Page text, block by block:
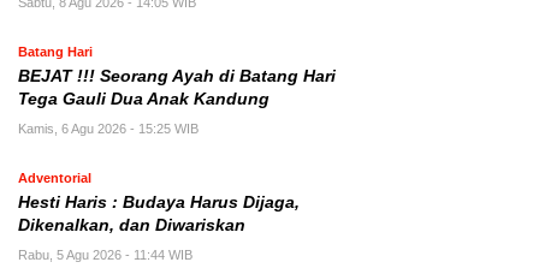
Batang Hari
BEJAT !!! Seorang Ayah di Batang Hari
Tega Gauli Dua Anak Kandung
Kamis, 6 Agu 2026 - 15:25 WIB
Adventorial
Hesti Haris : Budaya Harus Dijaga,
Dikenalkan, dan Diwariskan
Rabu, 5 Agu 2026 - 11:44 WIB